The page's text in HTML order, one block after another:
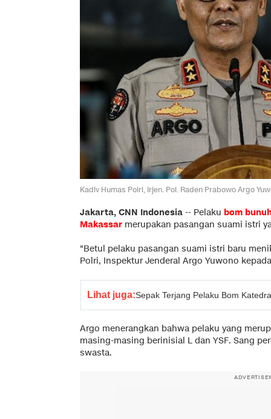
Kadiv Humas Polri, Irjen. Pol. Raden Prabowo Argo
Jakarta, CNN Indonesia -- Pelaku bom
Makassar merupakan pasangan suami istri
"Betul pelaku pasangan suami istri baru
Polri, Inspektur Jenderal Argo Yuwono
Lihat juga:Sepak Terjang Pelaku Bom
Argo menerangkan bahwa pelaku yang
masing-masing berinisial L dan YSF. Sang
swasta.